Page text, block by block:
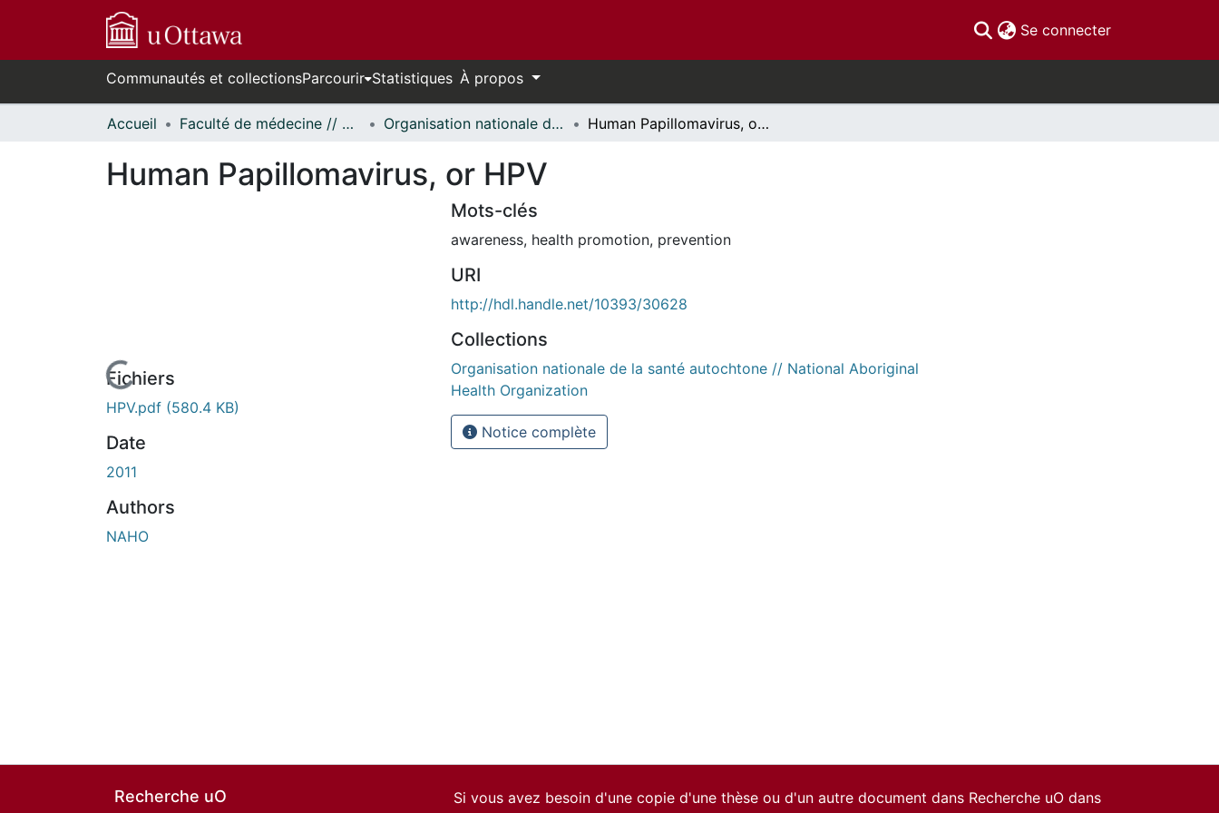
Se connecter(current)
Communautés et collectionsParcourir Statistiques À propos
Accueil Faculté de médecine // Faculty of Medicine Organisation nationale de la santé autochtone // National Aboriginal Health Organization Human Papillomavirus, or HPV
Human Papillomavirus, or HPV
En cours de chargement...
Fichiers
HPV.pdf (580.4 KB)
Date
2011
Authors
NAHO
Mots-clés
awareness, health promotion, prevention
URI
http://hdl.handle.net/10393/30628
Collections
Organisation nationale de la santé autochtone // National Aboriginal
Health Organization
Notice complète
Recherche uO
Si vous avez besoin d'une copie d'une thèse ou d'un autre document dans Recherche uO dans